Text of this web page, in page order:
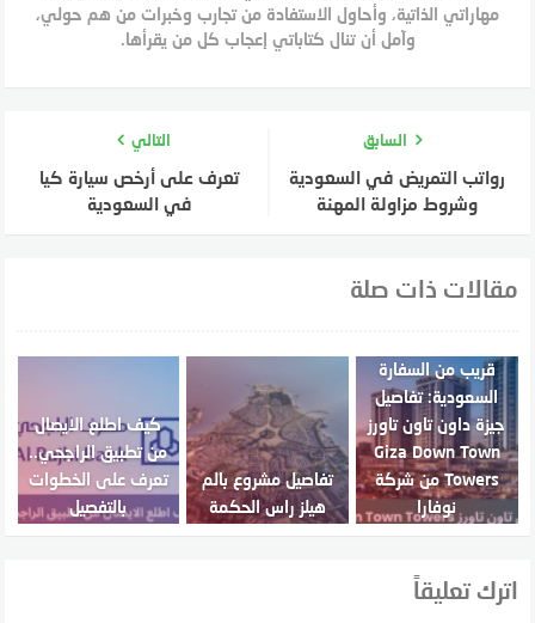
مهاراتي الذاتية، وأحاول الاستفادة من تجارب وخبرات من هم حولي،
وآمل أن تنال كتاباتي إعجاب كل من يقرأها.
السابق
رواتب التمريض في السعودية
وشروط مزاولة المهنة
التالي
تعرف على أرخص سيارة كيا
في السعودية
مقالات ذات صلة
قريب من السفارة
السعودية: تفاصيل
جيزة داون تاون تاورز
Giza Down Town
Towers من شركة
نوفارا
تفاصيل مشروع بالم
هيلز راس الحكمة
كيف اطلع الايصال
من تطبيق الراجحي..
تعرف على الخطوات
بالتفصيل
اترك تعليقاً